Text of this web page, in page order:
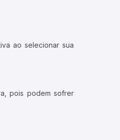
ao selecionar sua
pois podem sofrer